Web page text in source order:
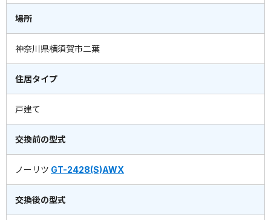
場所
神奈川県横須賀市二葉
住居タイプ
戸建て
交換前の型式
ノーリツ GT-2428(S)AWX
交換後の型式